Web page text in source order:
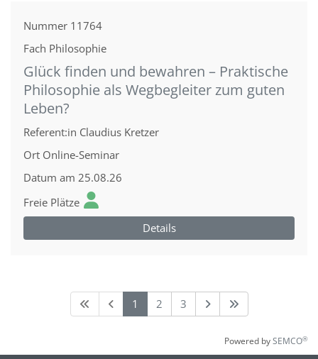
Nummer 11764
Fach Philosophie
Glück finden und bewahren – Praktische
Philosophie als Wegbegleiter zum guten
Leben?
Referent:in Claudius Kretzer
Ort Online-Seminar
Datum am 25.08.26
Freie Plätze
Details
1 2 3
Powered bySEMCO®